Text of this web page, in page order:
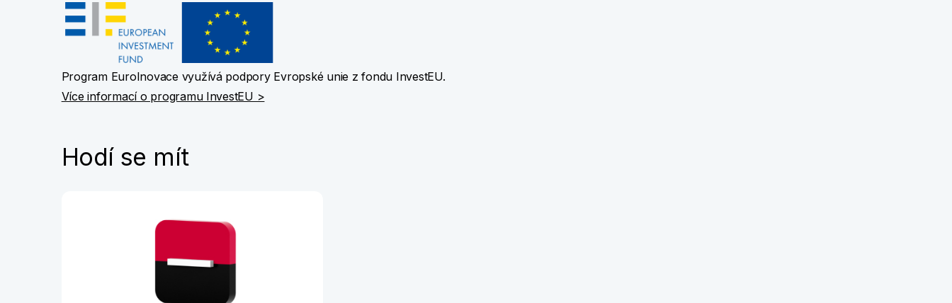
Program EuroInovace využívá podpory Evropské unie z fondu InvestEU.
Více informací o programu InvestEU >
Hodí se mít